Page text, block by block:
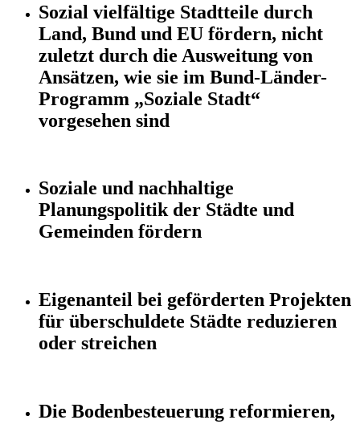
Sozial vielfältige Stadtteile durch
Land, Bund und EU fördern, nicht
zuletzt durch die Ausweitung von
Ansätzen, wie sie im Bund-Länder-
Programm „Soziale Stadt“
vorgesehen sind
Soziale und nachhaltige
Planungspolitik der Städte und
Gemeinden fördern
Eigenanteil bei geförderten Projekten
für überschuldete Städte reduzieren
oder streichen
Die Bodenbesteuerung reformieren,